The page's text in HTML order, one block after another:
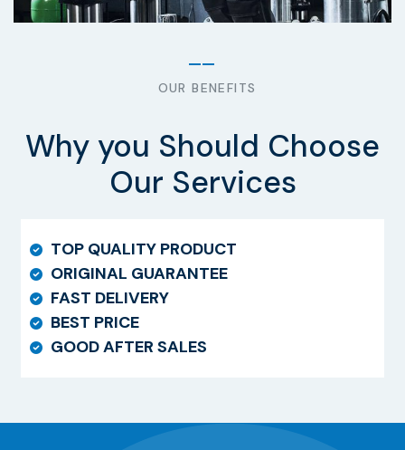
OUR BENEFITS
Why you Should Choose
Our Services
TOP QUALITY PRODUCT
ORIGINAL GUARANTEE
FAST DELIVERY
BEST PRICE
GOOD AFTER SALES